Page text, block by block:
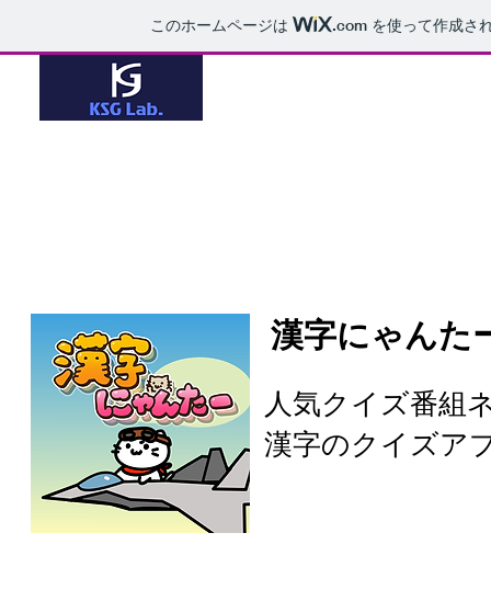
このホームページは .com を使って作成さ
漢字にゃんた
人気クイズ番組
漢字のクイズア